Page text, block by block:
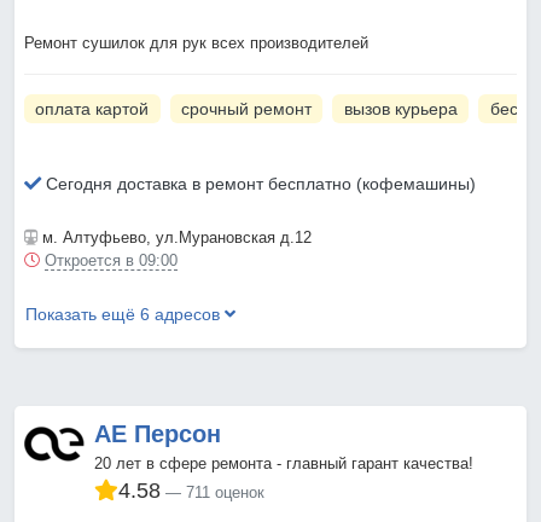
Ремонт сушилок для рук всех производителей
оплата картой срочный ремонт вызов курьера
Сегодня доставка в ремонт бесплатно (кофемашины)
м. Алтуфьево, ул.Мурановская д.12
Откроется в 09:00
Показать ещё 6 адресов
АЕ Персон
20 лет в сфере ремонта - главный гарант качества!
4.58 711 оценок